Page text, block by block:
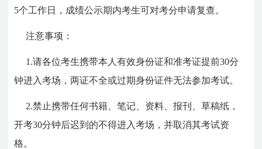
5个工作日，成绩公示期内考生可对考分申请复查。
注意事项：
1.请各位考生携带本人有效身份证和准考证提前30分
钟进入考场，两证不全或过期身份证件无法参加考试。
2.禁止携带任何书籍、笔记、资料、报刊、草稿纸，
开考30分钟后迟到的不得进入考场，并取消其考试资
格。